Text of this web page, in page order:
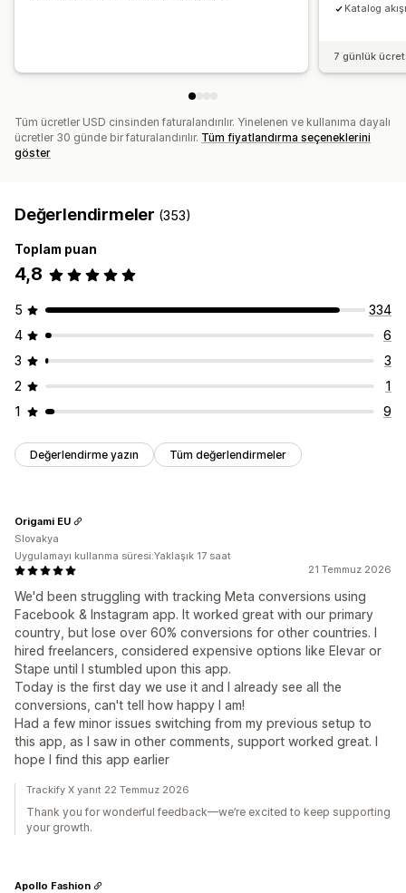
Katalog
7 günlük
Tüm ücretler USD cinsinden faturalandırılır. Yinelenen ve kullanıma dayalı
ücretler 30 günde bir faturalandırılır. Tüm fiyatlandırma seçeneklerini
göster
Değerlendirmeler (353)
Toplam puan
4,8
5
334
4
6
3
3
2
1
1
9
Değerlendirme yazın Tüm değerlendirmeler
21 Temmuz 2026
We'd been struggling with tracking Meta conversions using
Facebook & Instagram app. It worked great with our primary
country, but lose over 60% conversions for other countries. I
hired freelancers, considered expensive options like Elevar or
Stape until I stumbled upon this app.
Today is the first day we use it and I already see all the
conversions, can't tell how happy I am!
Had a few minor issues switching from my previous setup to
this app, as I saw in other comments, support worked great. I
hope I find this app earlier
Origami EU
Slovakya
Uygulamayı kullanma süresi:Yaklaşık 17 saat
Trackify X yanıt 22 Temmuz 2026
Thank you for wonderful feedback—we’re excited to keep supporting
your growth.
Apollo Fashion